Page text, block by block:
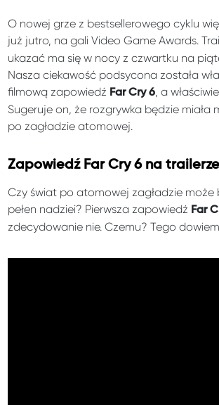
O nowej grze z bestsellerowego cyklu
już jutro, na gali Video Game Awards.
ukazać ma się w nocy z czwartku na
Nasza ciekawość podsycona została
filmową zapowiedź Far Cry 6, a
Sugeruje on, że rozgrywka będzie miała
po zagładzie atomowej.
Zapowiedź Far Cry 6 na
Czy świat po atomowej zagładzie może
pełen nadziei? Pierwsza zapowiedź Far
zdecydowanie nie. Czemu? Tego